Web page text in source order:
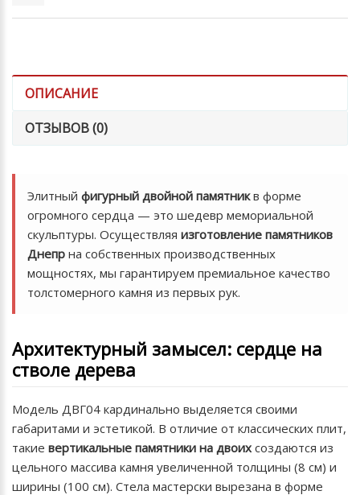
ОПИСАНИЕ
ОТЗЫВОВ (0)
Элитный фигурный двойной памятникв форме
огромного сердца — это шедевр мемориальной
скульптуры. Осуществляя изготовление памятников
Днепр на собственных производственных
мощностях, мы гарантируем премиальное качество
толстомерного камня из первых рук.
Архитектурный замысел: сердце на
стволе дерева
Модель ДВГ04 кардинально выделяется своими
габаритами и эстетикой. В отличие от классических плит,
такие вертикальные памятники на двоих создаются из
цельного массива камня увеличенной толщины (8 см) и
ширины (100 см). Стела мастерски вырезана в форме